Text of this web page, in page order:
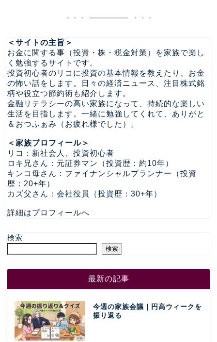
＜サイトの主旨＞
お金に関する事（投資・株・税金対策）を家族で楽し
く勉強するサイトです。
投資初心者のリコに投資の基本情報を教えたり、お金
の怖い話をします。日々の経済ニュース、注目株式銘
柄や役立つ節約術も紹介します。
金融リテラシーの高い家族になって、持続的な楽しい
生活を目指します。一緒に勉強してくれて、ありがと
＆おつふぁみ（お疲れ様でした）。
＜家族プロフィール＞
リコ：新社会人、投資初心者
ロキ兄さん：元証券マン（投資歴：約10年）
キンコ母さん：ファイナンシャルプランナー（投資
歴：20+年）
カズ父さん：会社役員（投資歴：30+年）
詳細はプロフィールへ
検索
検索
最新の記事
今週の家族会議｜円高ウィークを
振り返る